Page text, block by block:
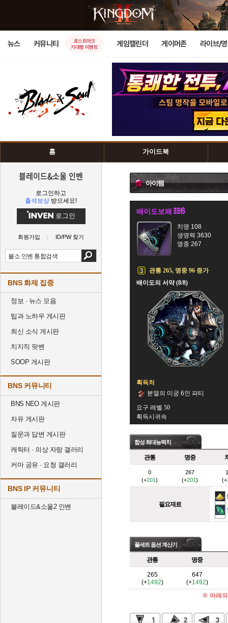
뉴스 커뮤니티
로스트아크
기대평 이벤트
게임캘린더 게이머존 라이브/
홈 가이드북
블레이드&소울 인벤
로그인하고
출석보상 받으세요!
로그인
회원가입 ID/PW 찾기
BNS 화제 집중
정보 · 뉴스 모음
팁과 노하우 게시판
최신 소식 게시판
치지직 팟벤
SOOP 게시판
BNS 커뮤니티
BNS NEO 게시판
자유 게시판
질문과 답변 게시판
캐릭터 · 의상 자랑 갤러리
커마 공유 · 요청 갤러리
BNS IP 커뮤니티
블레이드&소울2 인벤
아이템
배이도보패
치명 108
생명력 3630
명중 267
관통 265, 명중 96 증가
배이도의 서약 (8/8)
획득처
분열의 미궁 6인 파티
요구 레벨 50
획득시귀속
합성 최대능력치
관통 명중
0
(+201)
267
(+201)
(+
필요재료
풀세트 옵션 계산기
관통 명중
265
(+1492)
647
(+1492)
※ 아래의